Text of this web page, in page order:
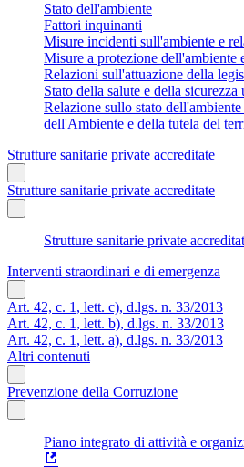
Stato dell'ambiente
Fattori inquinanti
Misure incidenti sull'ambiente e
Misure a protezione dell'ambiente
Relazioni sull'attuazione della
Stato della salute e della sicurezza
Relazione sullo stato
dell'Ambiente e della tutela del
Strutture sanitarie private accreditate
Strutture sanitarie private accreditate
Strutture sanitarie private
Interventi straordinari e di emergenza
Art. 42, c. 1, lett. c), d.lgs. n. 33/2013
Art. 42, c. 1, lett. b), d.lgs. n. 33/2013
Art. 42, c. 1, lett. a), d.lgs. n. 33/2013
Altri contenuti
Prevenzione della Corruzione
Piano integrato di attività e